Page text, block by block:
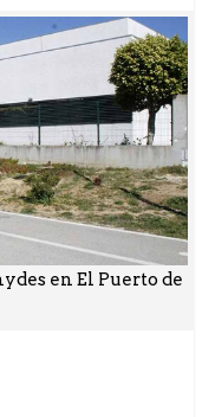
en El Puerto de